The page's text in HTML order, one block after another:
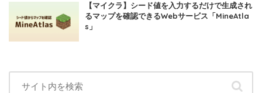
【マイクラ】シード値を入力するだけで生成され
るマップを確認できるWebサービス「MineAtla
s」